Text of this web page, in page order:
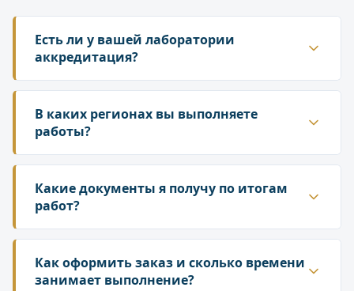
Есть ли у вашей лаборатории
аккредитация?
Да. ГК «Лаборатория» аккредитована в
национальной системе Росаккредитации. Наши
протоколы и заключения принимаются
Росприроднадзором, государственной
инспекцией труда.
В каких регионах вы выполняете
работы?
Работаем по всей территории России. У нас
собственная сеть лабораторий и партнёрских
подразделений, что позволяет организовать
регионе. Сроки выезда зависят от удалённости
объекта — уточняйте у менеджера при
оформлении заявки.
Какие документы я получу по итогам
работ?
По результатам исследований вы получаете
официальный протокол испытаний
установленного образца и, при необходимости,
Как оформить заказ и сколько времени
занимает выполнение?